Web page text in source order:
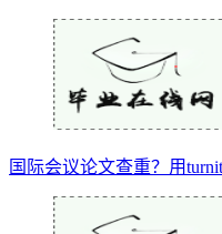
国际会议论文查重？用